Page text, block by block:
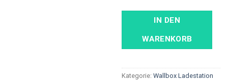
IN DEN
WARENKORB
Kategorie: Wallbox Ladestation